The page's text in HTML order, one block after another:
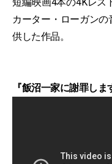
カーター・ローガン
供した作品。
『飯沼一家に謝罪しま